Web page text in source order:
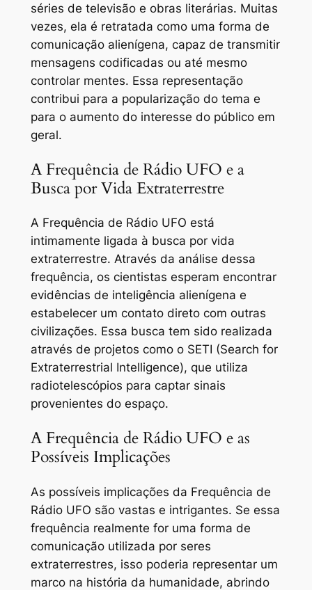
séries de televisão e obras literárias. Muitas
vezes, ela é retratada como uma forma de
comunicação alienígena, capaz de transmitir
mensagens codificadas ou até mesmo
controlar mentes. Essa representação
contribui para a popularização do tema e
para o aumento do interesse do público em
geral.
A Frequência de Rádio UFO e a
Busca por Vida Extraterrestre
A Frequência de Rádio UFO está
intimamente ligada à busca por vida
extraterrestre. Através da análise dessa
frequência, os cientistas esperam encontrar
evidências de inteligência alienígena e
estabelecer um contato direto com outras
civilizações. Essa busca tem sido realizada
através de projetos como o SETI (Search for
Extraterrestrial Intelligence), que utiliza
radiotelescópios para captar sinais
provenientes do espaço.
A Frequência de Rádio UFO e as
Possíveis Implicações
As possíveis implicações da Frequência de
Rádio UFO são vastas e intrigantes. Se essa
frequência realmente for uma forma de
comunicação utilizada por seres
extraterrestres, isso poderia representar um
marco na história da humanidade, abrindo